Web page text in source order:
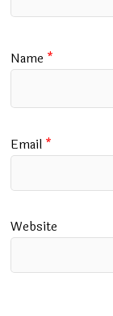
Name *
Email *
Website